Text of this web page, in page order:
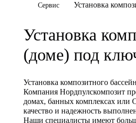
Cервис Установка
Установка
(доме) под
Установка композитного
Компания Нордпулскомпозит
домах, банных комплексах или
качество и надежность
Наши специалисты имеют